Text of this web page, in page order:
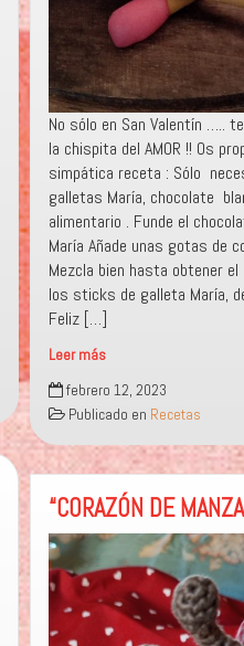
No sólo en San Valentín …..
la chispita del AMOR !! Os
simpática receta : Sólo
galletas María, chocolate
alimentario . Funde el
María Añade unas gotas de
Mezcla bien hasta obtener el
los sticks de galleta María,
Feliz […]
Leer más
«CERILLAS
DE
CHOCOLATE»
febrero 12, 2023
Publicado en Recetas
“CORAZÓN DE